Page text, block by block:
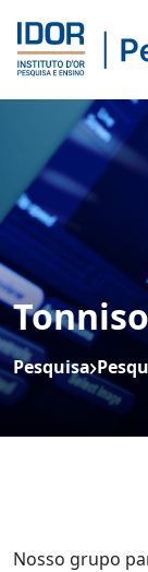
Pesquisa
Nosso grupo